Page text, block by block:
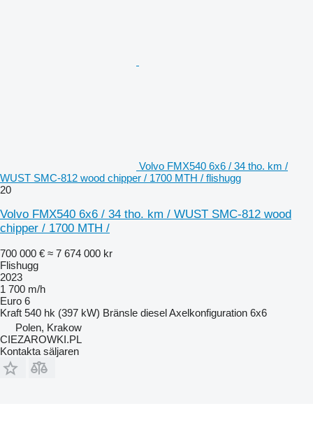
Volvo FMX540 6x6 / 34 tho. km /
WUST SMC-812 wood chipper / 1700 MTH / flishugg
20
Volvo FMX540 6x6 / 34 tho. km / WUST SMC-812 wood
chipper / 1700 MTH /
700 000 € ≈ 7 674 000 kr
Flishugg
2023
1 700 m/h
Euro 6
Kraft 540 hk (397 kW) Bränsle dieselAxelkonfiguration 6x6
Polen, Krakow
CIEZAROWKI.PL
Kontakta säljaren